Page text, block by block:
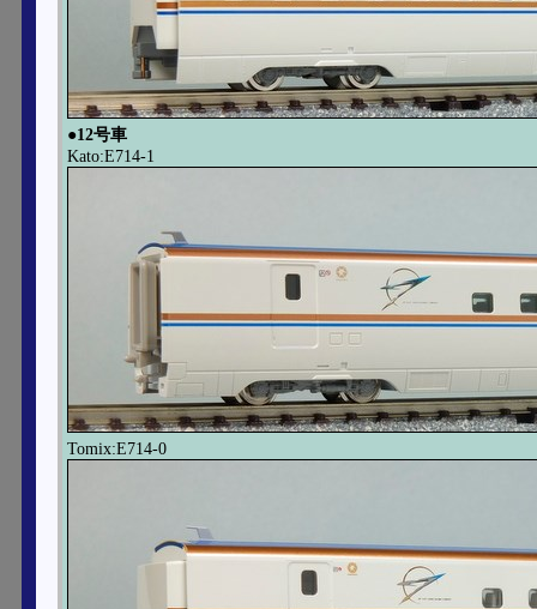
●12号車
Kato:E714-1
Tomix:E714-0